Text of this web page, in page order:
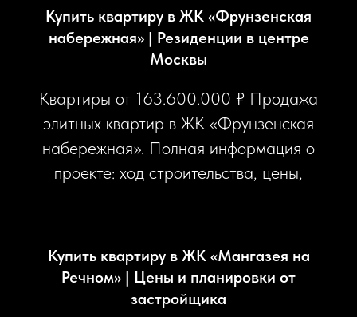
Купить квартиру в ЖК «Фрунзенская
набережная» | Резиденции в центре
Москвы
Квартиры от 163.600.000 ₽ Продажа
элитных квартир в ЖК «Фрунзенская
набережная». Полная информация о
проекте: ход строительства, цены,
подземный паркинг и безупречный
сервис для резидентов.
Купить квартиру в ЖК «Мангазея на
Речном» | Цены и планировки от
застройщика